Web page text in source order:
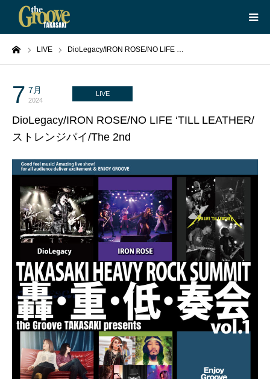
LIVE DioLegacy/IRON ROSE/NO LIFE …
7 7月
2024
LIVE
DioLegacy/IRON ROSE/NO LIFE ‘TILL LEATHER/
ストレンジパイ/The 2nd
HOME
LIVE
EQUIPMENT
ABOUT
CONTACT